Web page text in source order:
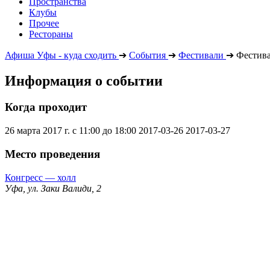
Клубы
Прочее
Рестораны
Афиша Уфы - куда сходить ➔ События ➔ Фестивали ➔
Информация о событии
Когда проходит
26 марта 2017 г. с 11:00 до 18:00 2017-03-26 2017-03-27
Место проведения
Конгресс — холл
Уфа, ул. Заки Валиди, 2